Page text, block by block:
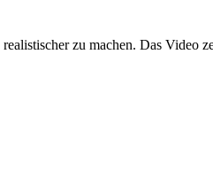
zu machen. Das Video